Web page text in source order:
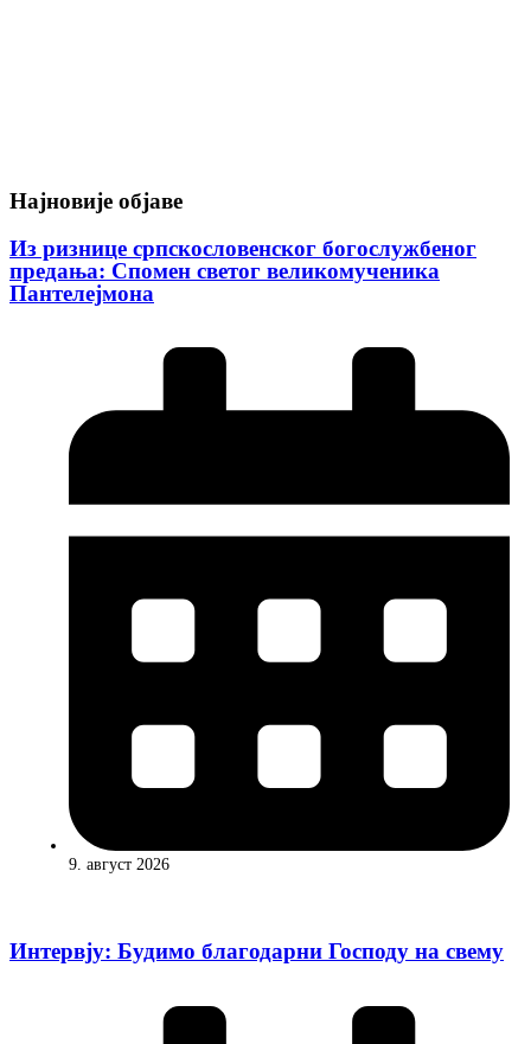
Најновије објаве
Из ризнице српскословенског богослужбеног
предања: Спомен светог великомученика
Пантелејмона
9. август 2026
Интервју: Будимо благодарни Господу на свему